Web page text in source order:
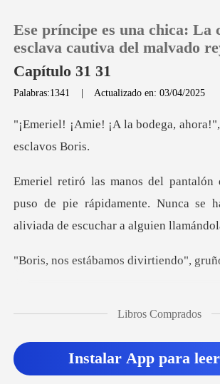
Recargar
Historia
Salir
Ese príncipe es una chica: La
esclava cautiva del malvado
Capítulo 31 31
Palabras:1341 | Actualizado en: 03/04/2025
bodega,
puso de pie rápidamente. Nunca se
bamos divirtiend
Libros Comprados
Instalar App para